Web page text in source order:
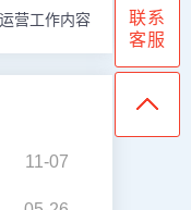
营工作内容
11-07
联系
客服